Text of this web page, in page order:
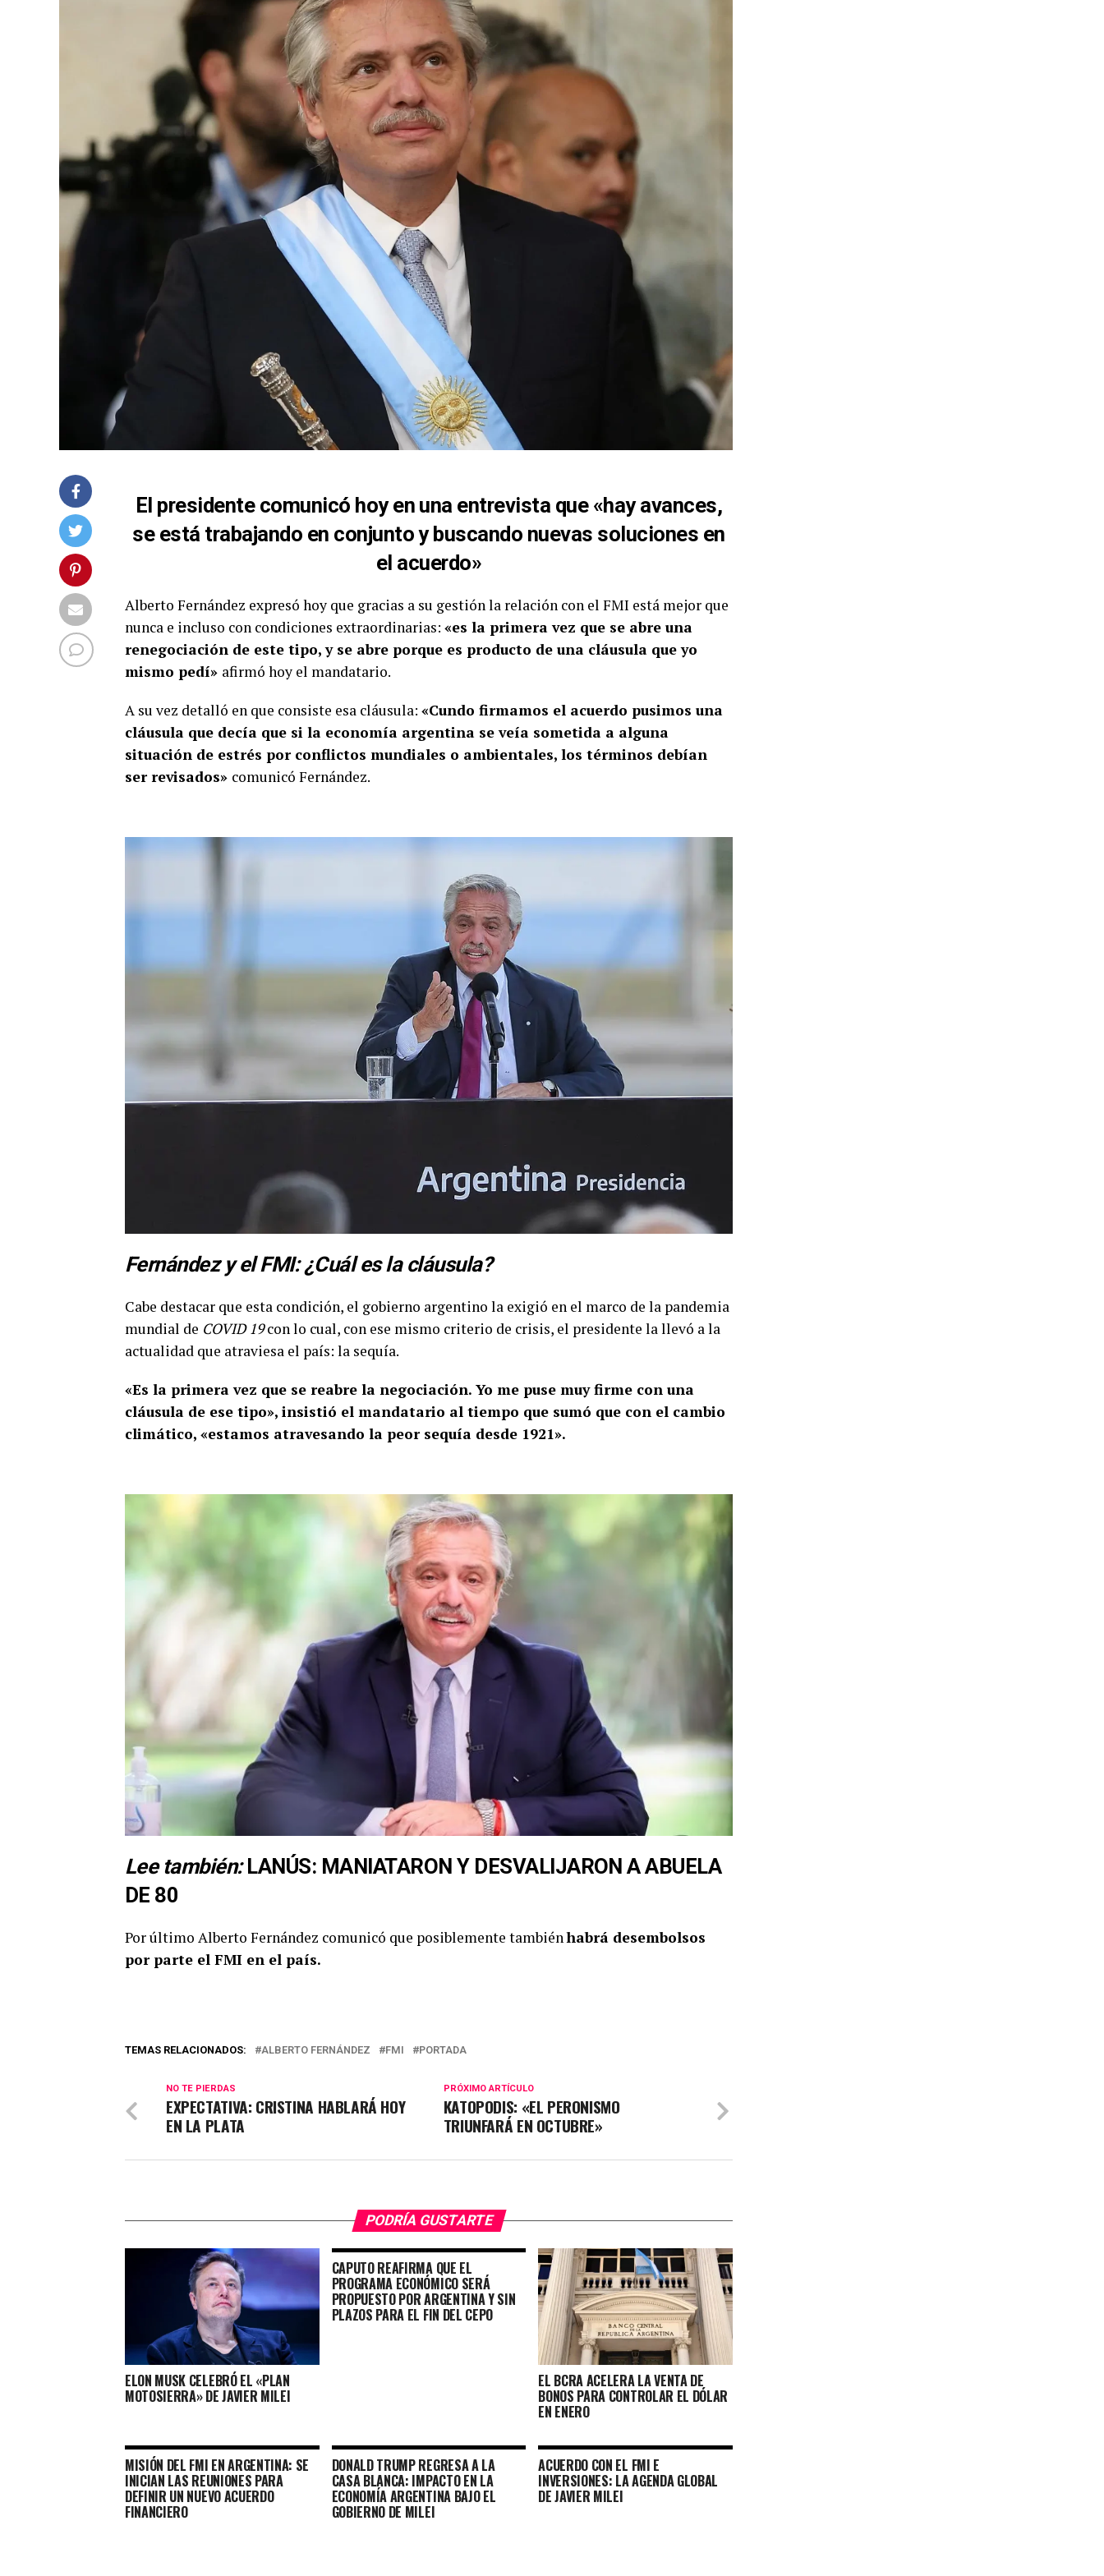
El presidente comunicó hoy en una entrevista que «hay avances,
se está trabajando en conjunto y buscando nuevas soluciones en
el acuerdo»
Alberto Fernández expresó hoy que gracias a su gestión la relación con el FMI está mejor que
nunca e incluso con condiciones extraordinarias: «es la primera vez que se abre una
renegociación de este tipo, y se abre porque es producto de una cláusula que yo
mismo pedí» afirmó hoy el mandatario.
A su vez detalló en que consiste esa cláusula: «Cundo firmamos el acuerdo pusimos una
cláusula que decía que si la economía argentina se veía sometida a alguna
situación de estrés por conflictos mundiales o ambientales, los términos debían
ser revisados» comunicó Fernández.
Fernández y el FMI: ¿Cuál es la cláusula?
Cabe destacar que esta condición, el gobierno argentino la exigió en el marco de la pandemia
mundial de COVID 19con lo cual, con ese mismo criterio de crisis, el presidente la llevó a la
actualidad que atraviesa el país: la sequía.
«Es la primera vez que se reabre la negociación. Yo me puse muy firme con una
cláusula de ese tipo», insistió el mandatario al tiempo que sumó que con el cambio
climático, «estamos atravesando la peor sequía desde 1921».
Lee también: LANÚS: MANIATARON Y DESVALIJARON A ABUELA
DE 80
Por último Alberto Fernández comunicó que posiblemente tambiénhabrá desembolsos
por parte el FMI en el país.
TEMAS RELACIONADOS: ALBERTO FERNÁNDEZ FMI PORTADA
PRÓXIMO ARTÍCULO
KATOPODIS: «EL PERONISMO
TRIUNFARÁ EN OCTUBRE»
NO TE PIERDAS
EXPECTATIVA: CRISTINA HABLARÁ HOY
EN LA PLATA
PODRÍA GUSTARTE
ELON MUSK CELEBRÓ EL «PLAN
MOTOSIERRA» DE JAVIER MILEI
CAPUTO REAFIRMA QUE EL
PROGRAMA ECONÓMICO SERÁ
PROPUESTO POR ARGENTINA Y SIN
PLAZOS PARA EL FIN DEL CEPO
EL BCRA ACELERA LA VENTA DE
BONOS PARA CONTROLAR EL DÓLAR
EN ENERO
MISIÓN DEL FMI EN ARGENTINA: SE
INICIAN LAS REUNIONES PARA
DEFINIR UN NUEVO ACUERDO
FINANCIERO
DONALD TRUMP REGRESA A LA
CASA BLANCA: IMPACTO EN LA
ECONOMÍA ARGENTINA BAJO EL
GOBIERNO DE MILEI
ACUERDO CON EL FMI E
INVERSIONES: LA AGENDA GLOBAL
DE JAVIER MILEI